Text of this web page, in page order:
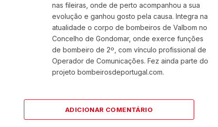
nas fileiras, onde de perto acompanhou a sua
evolução e ganhou gosto pela causa. Integra na
atualidade o corpo de bombeiros de Valbom no
Concelho de Gondomar, onde exerce funções
de bombeiro de 2º, com vínculo profissional de
Operador de Comunicações. Fez ainda parte do
projeto bombeirosdeportugal.com.
ADICIONAR COMENTÁRIO